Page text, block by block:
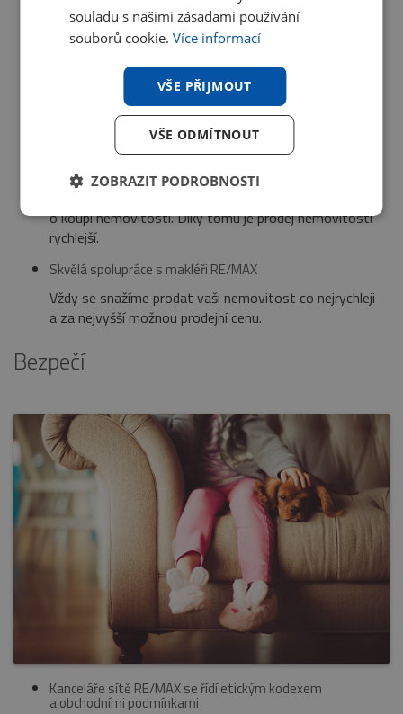
zemích sítě RE/MAX.
Máme jeden z nejnavštěvovanějších webů v České
republice. Zájemci o koupi se proto primárně obracejí na
RE/MAX má nejširší databázi kvalifikovaných zájemců
o koupi nemovitostí. Díky tomu je prodej nemovitostí
rychlejší.
Skvělá spolupráce s makléři RE/MAX
Vždy se snažíme prodat vaši nemovitost co nejrychleji
a za nejvyšší možnou prodejní cenu.
Bezpečí
Kanceláře sítě RE/MAX se řídí etickým kodexem
a obchodními podmínkami
souladu s našimi zásadami používání
souborů cookie. Více informací
VŠE PŘIJMOUT
VŠE ODMÍTNOUT
ZOBRAZIT PODROBNOSTI